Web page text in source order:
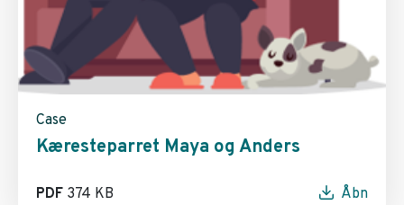
Case
Kæresteparret Maya og Anders
PDF 374 KB Åbn